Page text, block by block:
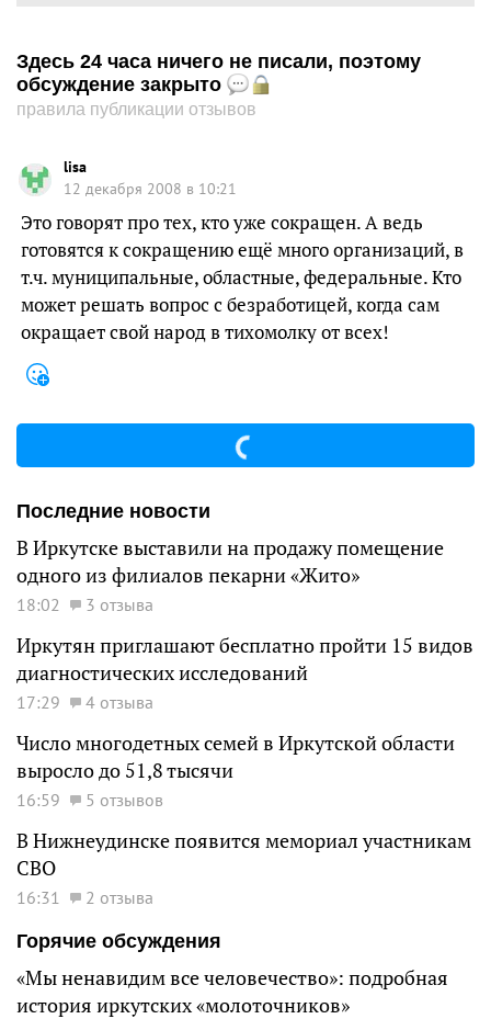
Здесь 24 часа ничего не писали, поэтому
обсуждение закрыто
правила публикации отзывов
lisa
12 декабря 2008 в 10:21
Это говорят про тех, кто уже сокращен. А ведь
готовятся к сокращению ещё много организаций, в
т.ч. муниципальные, областные, федеральные. Кто
может решать вопрос с безработицей, когда сам
окращает свой народ в тихомолку от всех!
Последние новости
В Иркутске выставили на продажу помещение
одного из филиалов пекарни «Жито»
18:02 3 отзыва
Иркутян приглашают бесплатно пройти 15 видов
диагностических исследований
17:29 4 отзыва
Число многодетных семей в Иркутской области
выросло до 51,8 тысячи
16:59 5 отзывов
В Нижнеудинске появится мемориал участникам
СВО
16:31
2 отзыва
Горячие обсуждения
«Мы ненавидим все человечество»: подробная
история иркутских «молоточников»